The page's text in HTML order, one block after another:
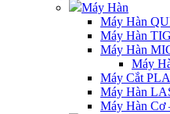
Máy Hàn
Máy Hàn
Máy Hàn TIG
Máy Hàn
Máy
Máy Cắt
Máy Hàn
Máy Hàn Cơ